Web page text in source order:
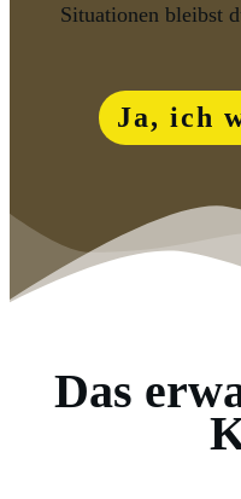
Situationen bleibst
Ja, ich
Das